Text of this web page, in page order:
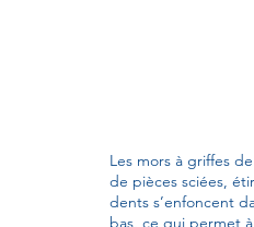
Les mors à griffes
de pièces sciées,
dents s’enfoncent
bas, ce qui permet